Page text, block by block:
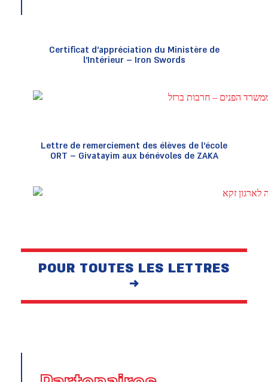
Certificat d’appréciation du Ministère de
l’Intérieur – Iron Swords
Lettre de remerciement des élèves de l’école
ORT – Givatayim aux bénévoles de ZAKA
POUR TOUTES LES LETTRES
→